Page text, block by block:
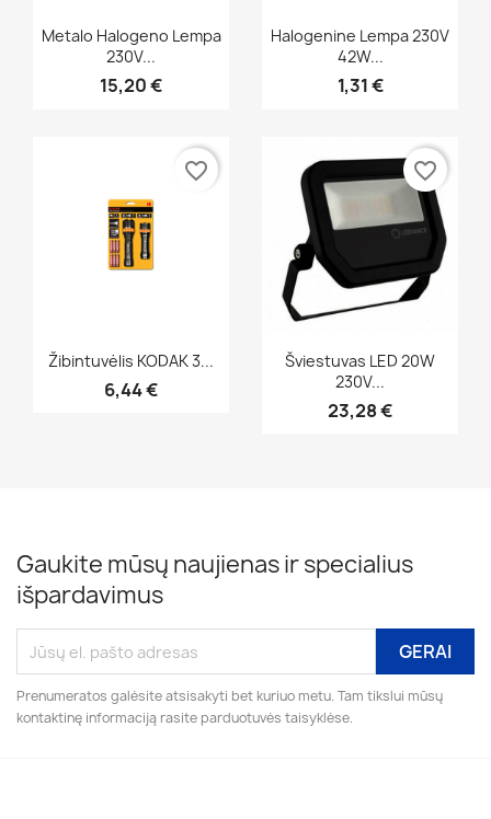
Greita peržiūra
Metalo Halogeno Lempa
230V...
15,20 €
Greita peržiūra
Halogenine Lempa 230V
42W...
1,31 €
Greita peržiūra
Žibintuvėlis KODAK 3...
6,44 €
favorite_border
Greita peržiūra
Šviestuvas LED 20W
230V...
23,28 €
favorite_border
Gaukite mūsų naujienas ir specialius
išpardavimus
Prenumeratos galėsite atsisakyti bet kuriuo metu. Tam tikslui mūsų
kontaktinę informaciją rasite parduotuvės taisyklėse.